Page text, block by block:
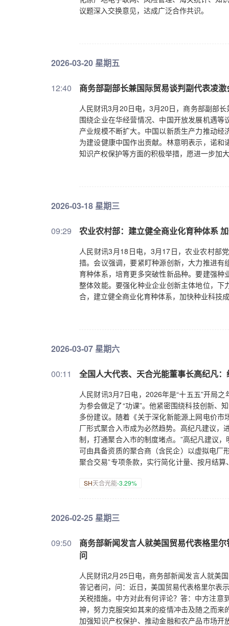
要素的贡献占比偏高，而“十五五”时期，需要
越厚，为技术进步奠定了坚实基础。二是产
率的提升。通过深化市场化改革、扩大高水
续提升，科技人才队伍不断壮大，为技术进步
产率的稳步提升，已经验证了我国推动创新驱
产率的稳步提升是完全可能的。证券时报记
全要素生产率提升的测算和预期，都是基于
风险和挑战：一是外部环境的不确定性。当
有效解决，会制约全要素生产率的提升。面对
定性是客观存在的，我们无法左右，但可以
身的事情做好，就能以自身的稳定发展应对外
时期，国家层面应如何引导、确保经济增长
同步，核心是推动发展方式从“重投入、轻效率
驱动、完善体制机制”三大核心，把握好三个
战略性新兴产业、未来产业的研发投入，培
升。不能只盯着 “高大上”的领域，而忽视了
过去我们过于强调生产环节的投资，制造业
纲要和全要素生产率的提升目标，您认为最紧
分配制度改革。这是扩大内需、推动消费升
配加大转移支付力度、三次分配引导慈善捐
居民基础养老金标准等。二是农村土地制度
收入，消除农民进城的后顾之忧，推动城乡
财权，推动央地财政事权和支出责任相匹配
政府树立正确的政绩观，把工作重心放在提
提升金融体系的资源配置能力，让金融资源
金融资源垄断，进一步缓解中小企业融资难、
足的问题，导致投资意愿下降，“十五五”开局
量市场中相互挤压。要将研发投入转化为有
型。二是金融政策要强化对科技创新的精准
产品，解决企业研发的融资难题。三是破除“
惩处力度，保护企业的创新成果，让企业敢
同创新，推动产业集群发展，提升产业整体的
议题深入交换意见，达成广泛合作共识。
2026-03-20 星期五
12:40 商务部副部长兼国际贸易谈判副代表凌
人民财讯3月20日电，3月20日，商务部副部
围绕企业在华经营情况、中国开放发展机遇
产业规模不断扩大。中国以新质生产力推动
为建设健康中国作出贡献。林意明表示，诺
知识产权保护等方面的积极举措，愿进一步加
2026-03-18 星期三
09:29 农业农村部：建立健全商业化育种体系
人民财讯3月18日电，3月17日，农业农村部
措。会议强调，要紧盯种源创新，大力推进
育种体系，培育更多突破性新品种。要建强
整体效能。要强化种业企业创新主体地位，
合，建立健全商业化育种体系，加快种业科技
2026-03-07 星期六
00:11 全国人大代表、天合光能董事长高纪凡
人民财讯3月7日电，2026年是“十五五”开局
为参会做足了“功课”。他紧密围绕科技创新、
多份建议。随着《关于深化新能源上网电价
厂形式聚合入市成为必然趋势。高纪凡建议，
制，打通聚合入市的制度堵点。”高纪凡建议
可由具备资质的聚合商（含民企）以虚拟电厂
聚合交易”专项条款，实行简化计量、按月结
SH天合光能-3.29%
2026-02-25 星期三
09:50
商务部新闻发言人就美国贸易代表格里
问
人民财讯2月25日电，商务部新闻发言人就美
答记者问，问：近日，美国贸易代表格里尔表
关税措施。中方对此有何评论？答：中方注
神，努力克服突如其来的疫情冲击及随之而
加强知识产权保护、推动金融和农产品市场